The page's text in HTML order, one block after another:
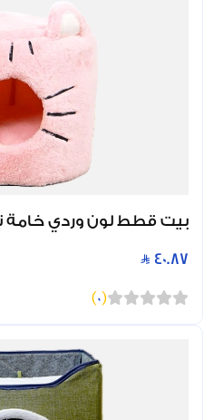
بيت قطط لون وردي
40.87
(
0
)